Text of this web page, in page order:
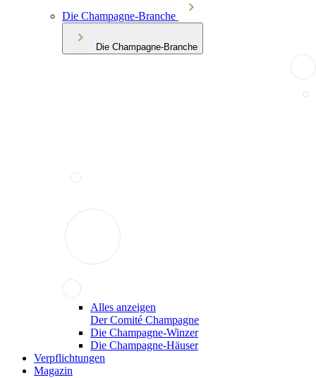
Die Champagne-Branche
Die Champagne-Branche
Alles anzeigen
Der Comité Champagne
Die Champagne-Winzer
Die Champagne-Häuser
Verpflichtungen
Magazin